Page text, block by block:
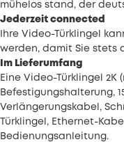
mühelos stand, der
Jederzeit connected
Ihre Video-Türklingel
werden, damit Sie stets
Im Lieferumfang
Eine Video-Türklingel 2K
Befestigungshalterung,
Verlängerungskabel,
Türklingel, Ethernet-
Bedienungsanleitung.